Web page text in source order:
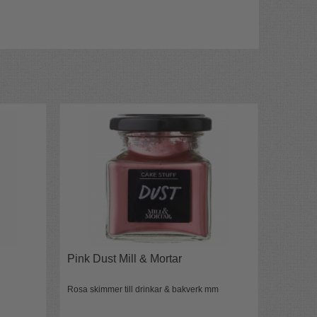
Pink Dust Mill & Mortar
Rosa skimmer till drinkar & bakverk mm